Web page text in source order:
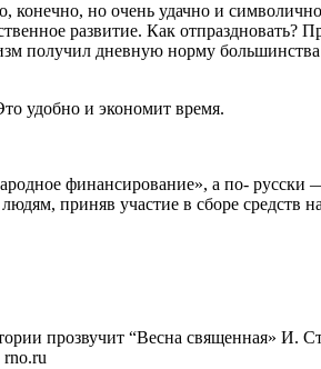
но очень удачно и
развитие. Как от­праздновать?
получил дневную норму
удобно и экономит время.
финансирование», а по-
приняв участие в сборе средств
прозвучит “Весна священная» И.